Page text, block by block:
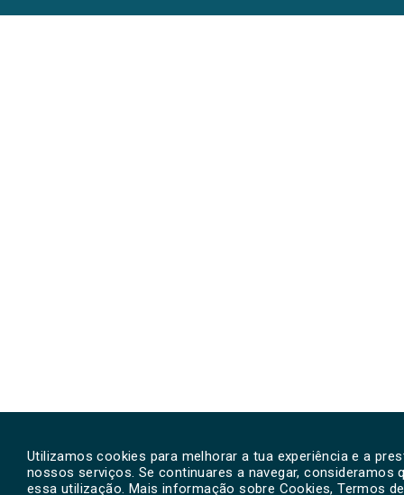
Utilizamos cookies para melhorar a tua experiência e a
nossos serviços. Se continuares a navegar, consideramos
essa utilização. Mais informação sobre Cookies, Termos